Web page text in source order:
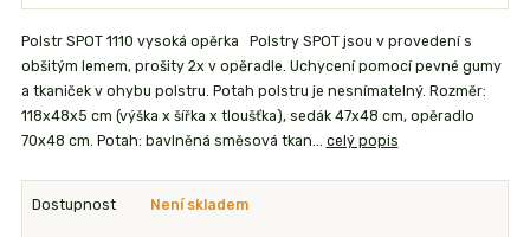
Polstr SPOT 1110 vysoká opěrka Polstry SPOT jsou v provedení s
obšitým lemem, prošity 2x v opěradle. Uchycení pomocí pevné gumy
a tkaniček v ohybu polstru. Potah polstru je nesnímatelný. Rozměr:
118x48x5 cm (výška x šířka x tloušťka), sedák 47x48 cm, opěradlo
70x48 cm. Potah: bavlněná směsová tkan... celý popis
Dostupnost Není skladem